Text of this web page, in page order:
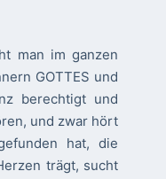
man im ganzen
GOTTES und
berechtigt und
und zwar hört
hat, die
trägt, sucht